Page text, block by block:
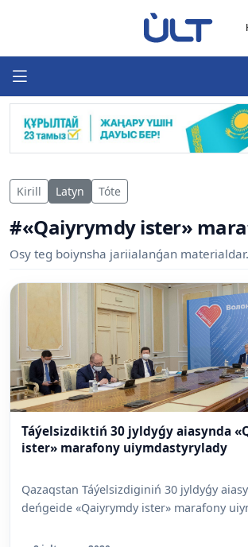
Kirill Latyn Tóte
#«Qaiyrymdy ister»
Osy teg boiynsha jariialanǵan materialdar.
Táýelsizdiktiń 30 jyldyǵy aiasynda
ister» marafony uiymdastyrylady
Qazaqstan Táýelsizdiginiń 30 jyldyǵy
deńgeide «Qaiyrymdy ister» marafony